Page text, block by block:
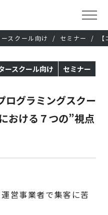
スクール向け セミナー
ースクール向け セミナー
ログラミングスクー
おける７つの”視点
営事業者で集客に苦